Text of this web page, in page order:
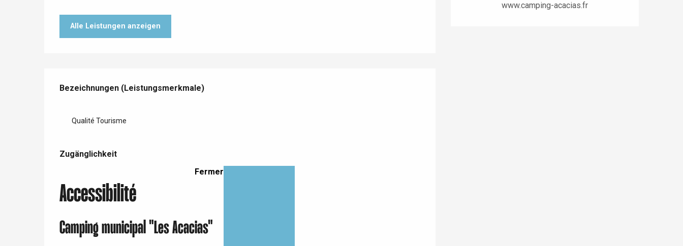
Val-de-Scie
Criel-sur-Mer
Dieppe
www.camping-acacias.fr
Alle Leistungen anzeigen
Leistungensmöglichkeiten
Bezeichnungen (Leistungsmerkmale)
Bezeichnungen (Leistungsmerkmale)
Qualité Tourisme
Zugänglichkeit
Fermer
Accessibilité
Camping municipal "Les Acacias"